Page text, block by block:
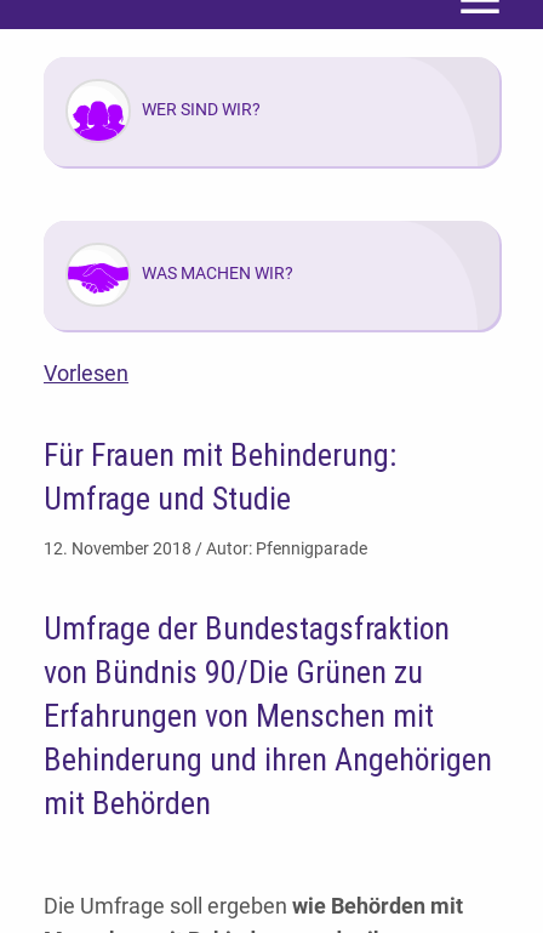
Menü
WER SIND WIR?
WAS MACHEN WIR?
Vorlesen
Für Frauen mit Behinderung:
Umfrage und Studie
12. November 2018 / Autor: Pfennigparade
Umfrage der Bundestagsfraktion
von Bündnis 90/Die Grünen zu
Erfahrungen von Menschen mit
Behinderung und ihren Angehörigen
mit Behörden
Die Umfrage soll ergeben wie Behörden mit